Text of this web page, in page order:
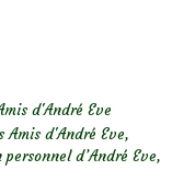
d'André Eve
Amis d'André Eve,
d’André Eve,